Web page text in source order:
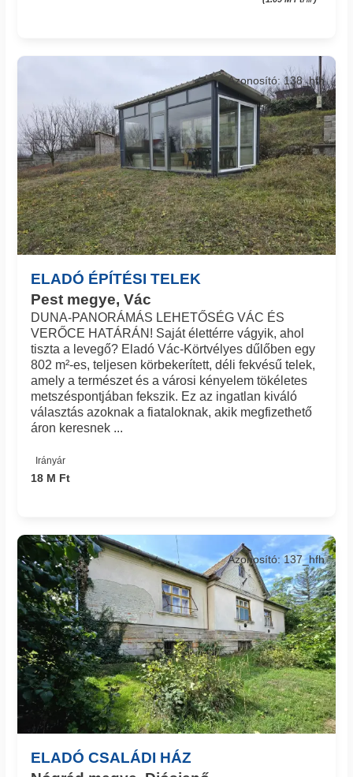
ELADÓ ÉPÍTÉSI TELEK
Pest megye, Vác
Azonosító: 138_hfh
DUNA-PANORÁMÁS LEHETŐSÉG VÁC ÉS
VERŐCE HATÁRÁN! Saját élettérre vágyik, ahol
tiszta a levegő? Eladó Vác-Körtvélyes dűlőben egy
802 m²-es, teljesen körbekerített, déli fekvésű telek,
amely a természet és a városi kényelem tökéletes
metszéspontjában fekszik. Ez az ingatlan kiváló
választás azoknak a fiataloknak, akik megfizethető
áron keresnek ...
Irányár
18 M Ft
ELADÓ CSALÁDI HÁZ
Azonosító: 137_hfh